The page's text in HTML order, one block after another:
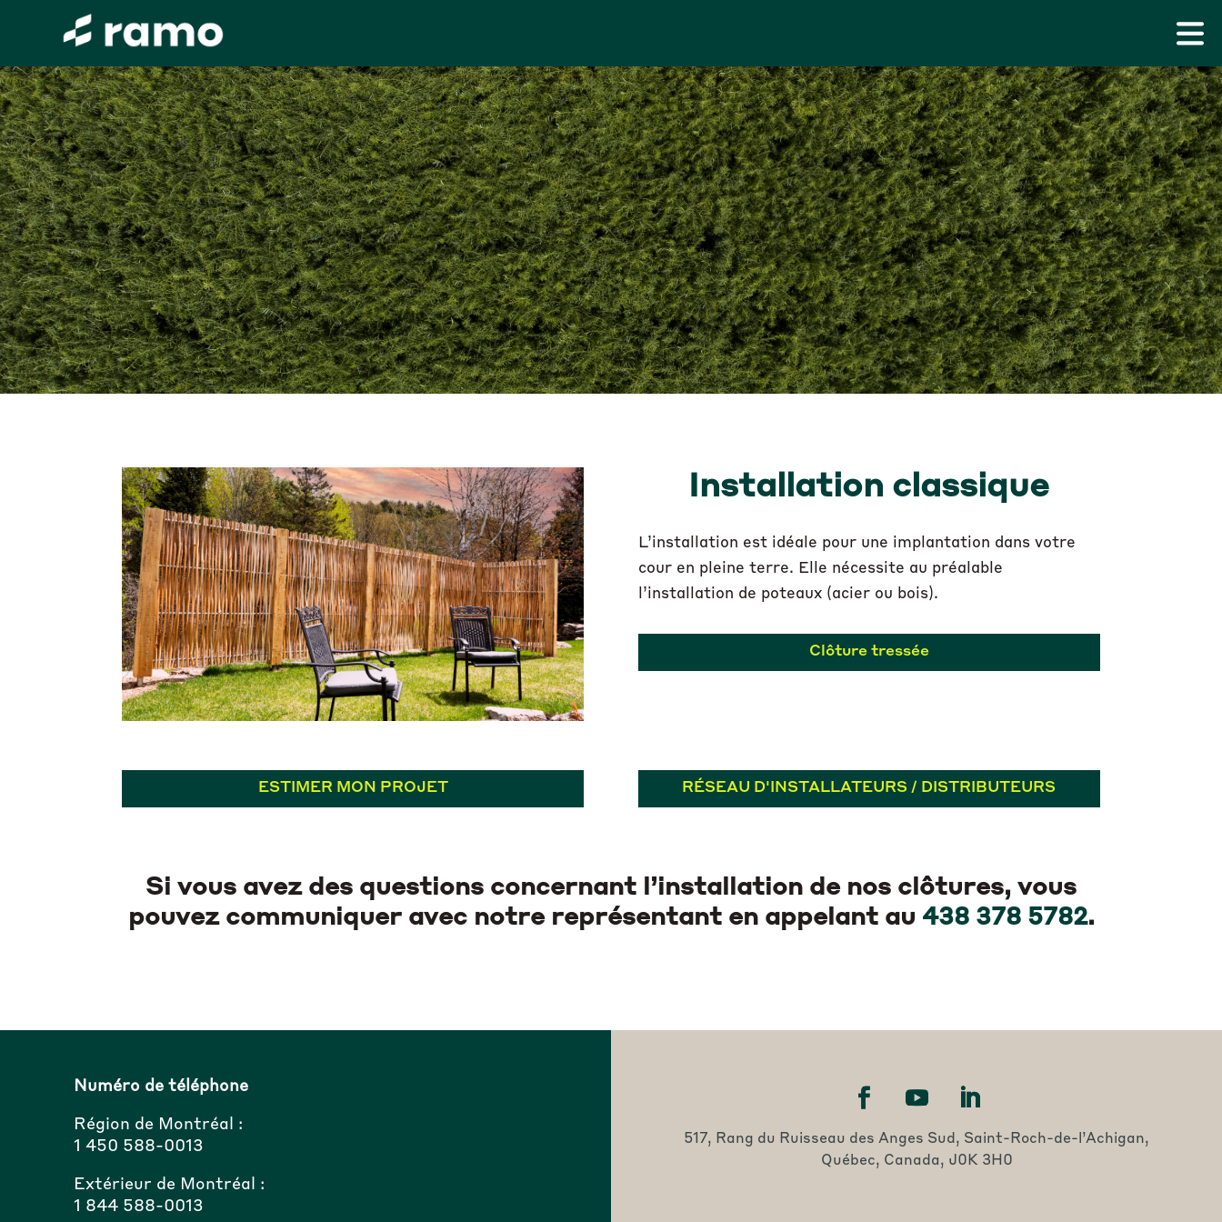
INSTALLER NOS CLÔTURES EN
SAULE
Installation classique
L’installation est idéale pour une implantation dans votre
cour en pleine terre. Elle nécessite au préalable
l’installation de poteaux (acier ou bois).
Clôture tressée
ESTIMER MON PROJET RÉSEAU D'INSTALLATEURS / DISTRIBUTEURS
Si vous avez des questions concernant l’installation de nos clôtures, vous
pouvez communiquer avec notre représentant en appelant au 438 378 5782.
Numéro de téléphone
Région de Montréal :
1 450 588-0013
Extérieur de Montréal :
1 844 588-0013
517, Rang du Ruisseau des Anges Sud, Saint-Roch-de-l’Achigan,
Québec, Canada, J0K 3H0